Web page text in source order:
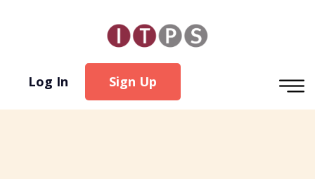
Log In Sign Up